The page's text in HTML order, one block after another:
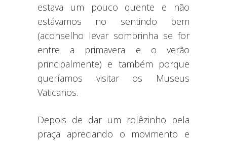
estava um pouco quente e não
estávamos no sentindo bem
(aconselho levar sombrinha se for
entre a primavera e o verão
principalmente) e também porque
queríamos visitar os Museus
Vaticanos.
Depois de dar um rolêzinho pela
praça apreciando o movimento e